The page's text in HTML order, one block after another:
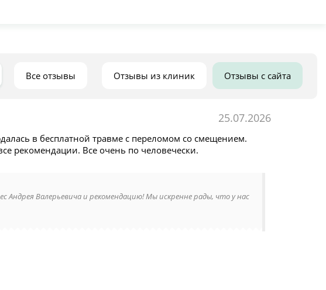
Отзывы с сайта
Отзывы из клиник
Все отзывы
25.07.2026
в бесплатной травме с переломом со смещением.
рекомендации. Все очень по человечески.
Андрея Валерьевича и рекомендацию! Мы искренне рады, что у нас